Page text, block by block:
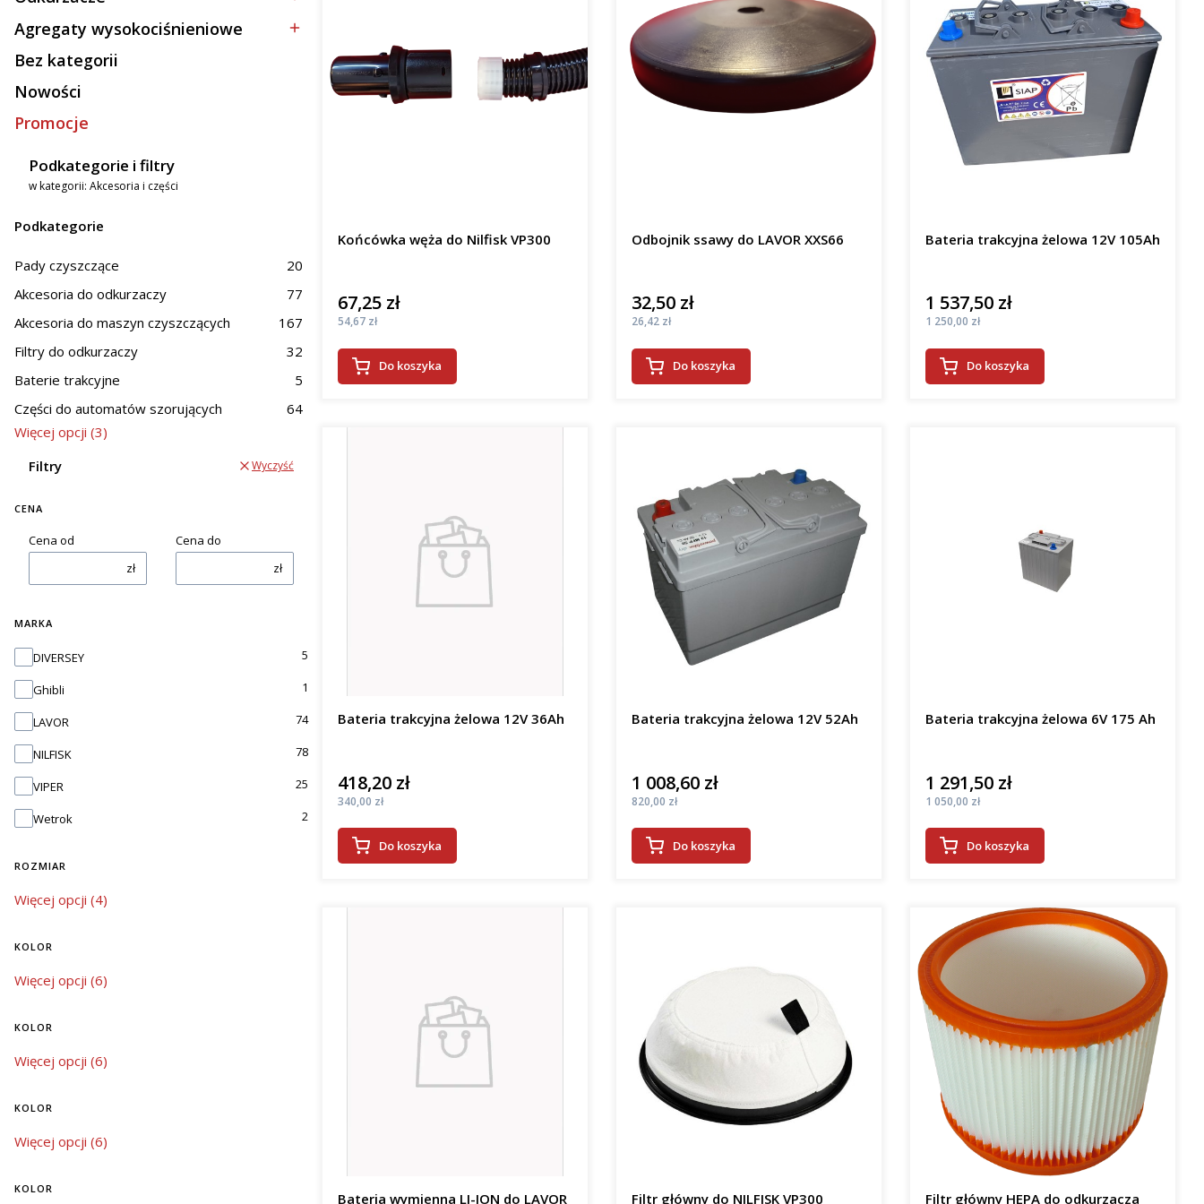
Kategoria - Odkurzacze
Kategoria - Agregaty wysokociśnieniowe
Agregaty wysokociśnieniowe
Kategoria - Bez kategorii
Bez kategorii
Nowości
Promocje
Podkategorie i filtry
w kategorii: Akcesoria i części
Podkategorie
Pady czyszczące
20
Akcesoria do odkurzaczy
77
Akcesoria do maszyn czyszczących
167
Filtry do odkurzaczy
32
Baterie trakcyjne
5
Części do automatów szorujących
64
Więcej opcji (3)
Filtry
Wyczyść
CENA
Cena od
zł
Cena do
zł
MARKA
Marka
DIVERSEY 5
Ghibli 1
LAVOR 74
NILFISK 78
VIPER 25
Wetrok 2
ROZMIAR
rozmiar
Więcej opcji (4)
KOLOR
kolor
Więcej opcji (6)
KOLOR
kolor
Więcej opcji (6)
KOLOR
kolor
Więcej opcji (6)
KOLOR
Końcówka węża do Nilfisk VP300
Cena
67,25 zł
Cena
54,67 zł
Do koszyka
Odbojnik ssawy do LAVOR XXS66
Cena
32,50 zł
Cena
26,42 zł
Do koszyka
Bateria trakcyjna żelowa 12V 105Ah
Cena
1 537,50 zł
Cena
1 250,00 zł
Do koszyka
Bateria trakcyjna żelowa 12V 36Ah
Cena
418,20 zł
Cena
340,00 zł
Do koszyka
Bateria trakcyjna żelowa 12V 52Ah
Cena
1 008,60 zł
Cena
820,00 zł
Do koszyka
Bateria trakcyjna żelowa 6V 175 Ah
Cena
1 291,50 zł
Cena
1 050,00 zł
Do koszyka
Bateria wymienna LI-ION do LAVOR
Filtr główny do NILFISK VP300
Filtr główny HEPA do odkurzacza